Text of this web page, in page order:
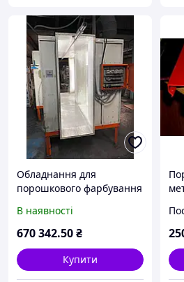
Обладнання для
порошкового фарбування
В наявності
670 342.50₴
Купити